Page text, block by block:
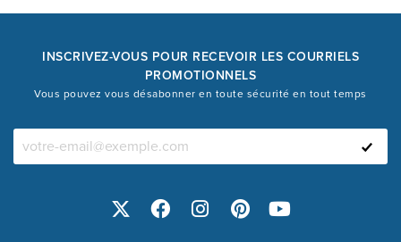
INSCRIVEZ-VOUS POUR RECEVOIR LES COURRIELS
PROMOTIONNELS
Vous pouvez vous désabonner en toute sécurité en tout temps